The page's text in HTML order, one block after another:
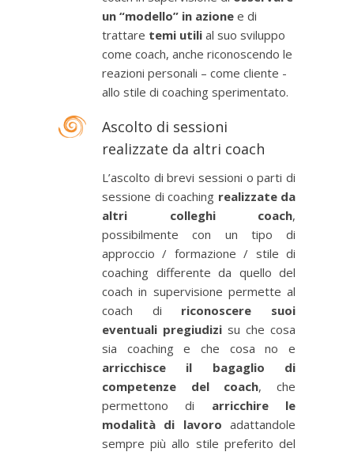
un “modello” in azione e di
trattare temi utili al suo sviluppo
come coach, anche riconoscendo le
reazioni personali – come cliente -
allo stile di coaching sperimentato.
Ascolto di sessioni
realizzate da altri coach
L’ascolto di brevi sessioni o parti di
sessione di coaching realizzate da
altri colleghi coach,
possibilmente con un tipo di
approccio / formazione / stile di
coaching differente da quello del
coach in supervisione permette al
coach di riconoscere suoi
eventuali pregiudizi su che cosa
sia coaching e che cosa no e
arricchisce il bagaglio di
competenze del coach, che
permettono di arricchire le
modalità di lavoro adattandole
sempre più allo stile preferito del